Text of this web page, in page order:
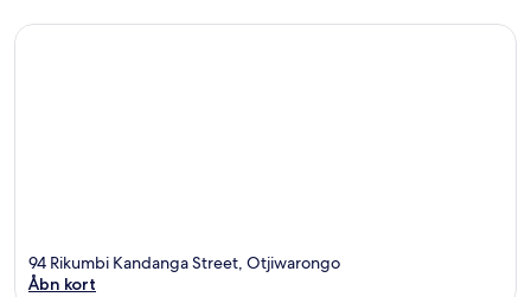
94 Rikumbi Kandanga Street, Otjiwarongo
Åbn kort